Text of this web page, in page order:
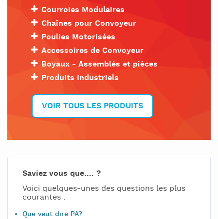
Courroies Modulaires
Chaînes pour Convoyeur
Poulies Motorisées
Accessoires de Convoyeur
Boyaux - Assemblés et pièces
Produits Industriels
VOIR TOUS LES PRODUITS
Saviez vous que.... ?
Voici quelques-unes des questions les plus
courantes :
Que veut dire PA?